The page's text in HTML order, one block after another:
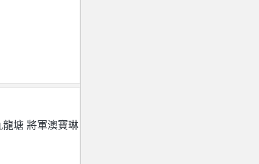
塘 將軍澳寶琳